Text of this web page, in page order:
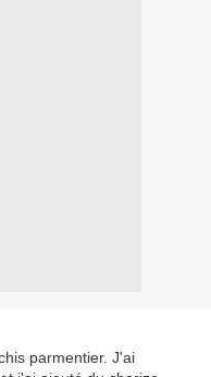
parmentier. J'ai